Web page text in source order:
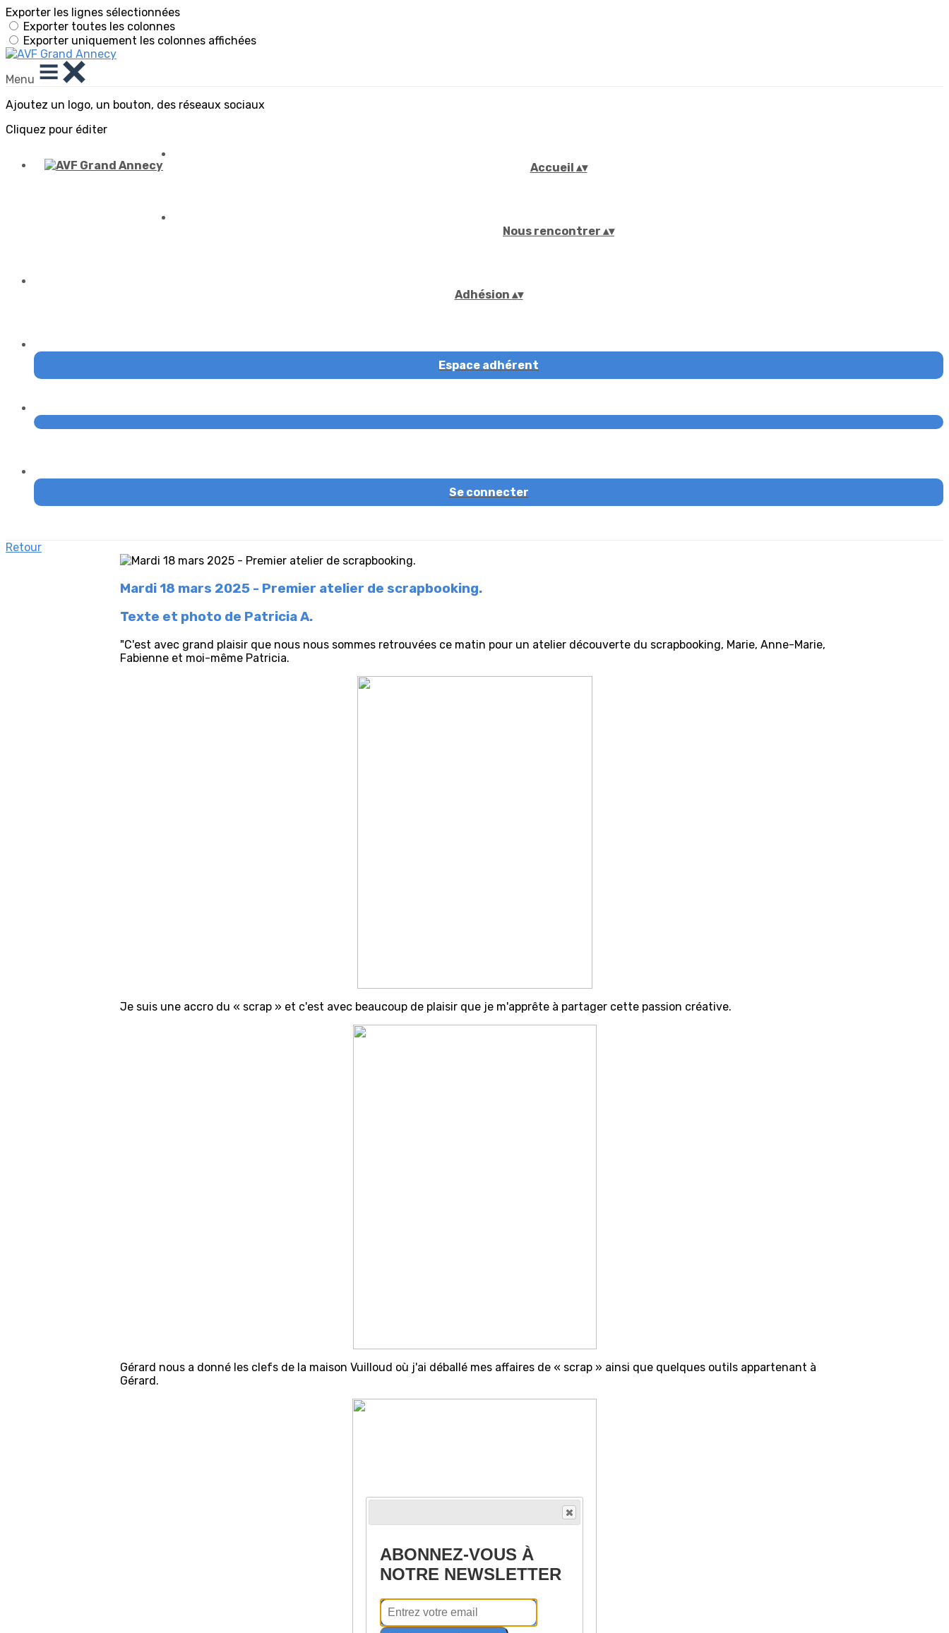
Exporter les lignes sélectionnées
Exporter toutes les colonnes
Exporter uniquement les colonnes affichées
Menu
Ajoutez un logo, un bouton, des réseaux sociaux
Cliquez pour éditer
Accueil ▴▾
Nous rencontrer ▴▾
Adhésion ▴▾
Espace adhérent
Se connecter
Retour
Mardi 18 mars 2025 - Premier atelier de scrapbooking.
Texte et photo de Patricia A.
"C'est avec grand plaisir que nous nous sommes retrouvées ce matin pour un atelier découverte du scrapbooking, Marie, Anne-Marie,
Fabienne et moi-même Patricia.
Je suis une accro du « scrap » et c'est avec beaucoup de plaisir que je m'apprête à partager cette passion créative.
Gérard nous a donné les clefs de la maison Vuilloud où j'ai déballé mes affaires de « scrap » ainsi que quelques outils appartenant à
Gérard.
ABONNEZ-VOUS À
NOTRE NEWSLETTER